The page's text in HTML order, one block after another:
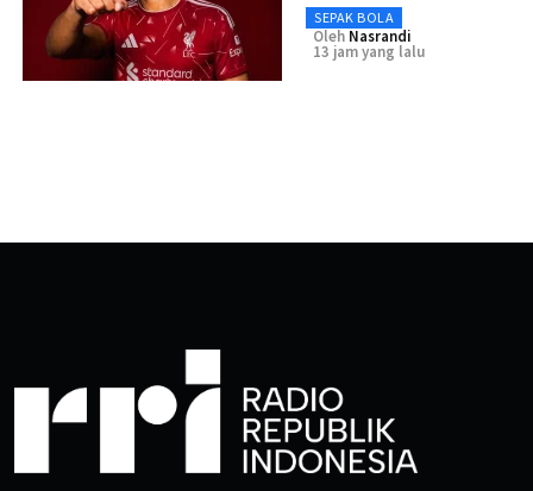
SEPAK BOLA
Oleh Nasrandi
13 jam yang lalu